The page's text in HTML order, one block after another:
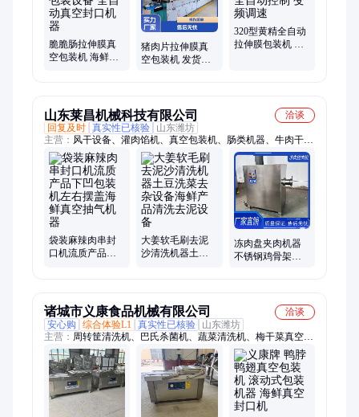
脆脆肠拉伸膜真
空包装机 海鲜连
猪肉片拉伸膜真
空包装机 发货及
320型黄精全自动
拉伸膜包装机 操
山东莱昌机械科技有限公司
洽谈
回复及时 真实性已核验
山东潍坊
主营： 风干设备、灌肉馅机、真空包装机、肠类机器、牛肉干包
装设备、行星搅拌炒酱锅
袋装麻辣肉串封
口机流质产品下
大姜软毛刷去泥
沙清洗机器土豆
冻肉盘夹肉机器
不锈钢鸡骨架鸭
诸城市义康食品机械有限公司
洽谈
安心购
综合体验L1 真实性已核验
山东潍坊
主营： 周转筐清洗机、巴氏杀菌机、蔬菜清洗机、梅干菜真空封
口机、蔬菜杀青机、灌肠机、洗筺机、猪蹄烧毛机、辣椒烧皮
机、酱菜加工设备、盐水注射机、真空滚揉机、绞肉机、斩拌
机、拌馅机、猪蹄清洗机、毛棍清洗机、扎线机、烟熏炉